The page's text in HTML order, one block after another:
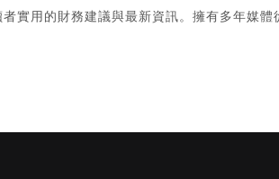
實用的財務建議與最新資訊。擁有多年媒體